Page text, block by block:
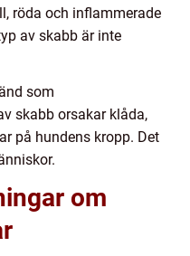
röda och inflammerade
av skabb är inte
som
skabb orsakar klåda,
på hundens kropp. Det
om